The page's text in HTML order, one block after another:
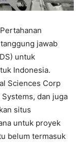
jawab
untuk
Indonesia.
Sciences Corp
dan juga
situs
untuk proyek
belum termasuk